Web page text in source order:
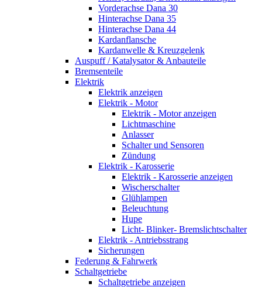
Vorderachse Dana 30
Hinterachse Dana 35
Hinterachse Dana 44
Kardanflansche
Kardanwelle & Kreuzgelenk
Auspuff / Katalysator & Anbauteile
Bremsenteile
Elektrik
Elektrik anzeigen
Elektrik - Motor
Elektrik - Motor anzeigen
Lichtmaschine
Anlasser
Schalter und Sensoren
Zündung
Elektrik - Karosserie
Elektrik - Karosserie anzeigen
Wischerschalter
Glühlampen
Beleuchtung
Hupe
Licht- Blinker- Bremslichtschalter
Elektrik - Antriebsstrang
Sicherungen
Federung & Fahrwerk
Schaltgetriebe
Schaltgetriebe anzeigen